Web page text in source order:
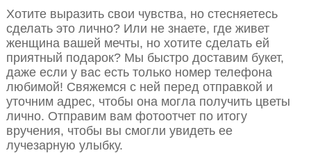
Хотите выразить свои чувства, но стесняетесь
сделать это лично? Или не знаете, где живет
женщина вашей мечты, но хотите сделать ей
приятный подарок? Мы быстро доставим букет,
даже если у вас есть только номер телефона
любимой! Свяжемся с ней перед отправкой и
уточним адрес, чтобы она могла получить цветы
лично. Отправим вам фотоотчет по итогу
вручения, чтобы вы смогли увидеть ее
лучезарную улыбку.